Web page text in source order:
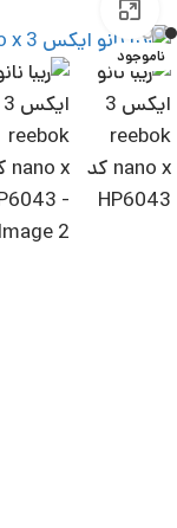
ناموجود